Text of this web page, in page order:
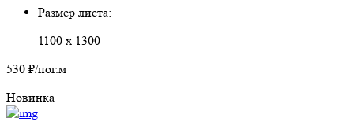
Размер листа:
1100 х 1300
530 ₽/пог.м
Новинка